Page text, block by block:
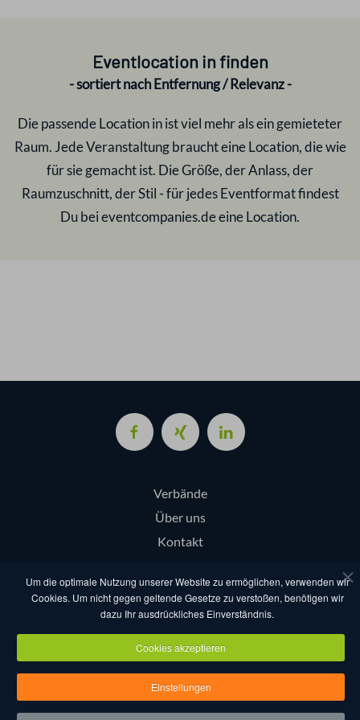
Eventlocation infinden
- sortiert nach Entfernung / Relevanz -
Die passende Location inist viel mehr als ein gemieteter
Raum. Jede Veranstaltung braucht eine Location, die wie
für sie gemacht ist. Die Größe, der Anlass, der
Raumzuschnitt, der Stil - für jedes Eventformat findest
Du bei eventcompanies.de eine Location.
Verbände
Über uns
Kontakt
Datenschutz
Nutzungsbestimmungen
Impressum
Copyright eventcompanies.de 2025
Um die optimale Nutzung unserer Website zu ermöglichen, verwenden wir
Cookies. Um nicht gegen geltende Gesetze zu verstoßen, benötigen wir
dazu Ihr ausdrückliches Einverständnis.
Cookies akzeptieren
Einstellungen